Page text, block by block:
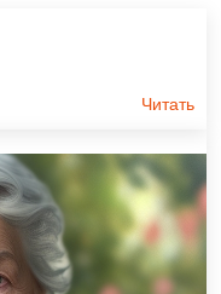
Читать